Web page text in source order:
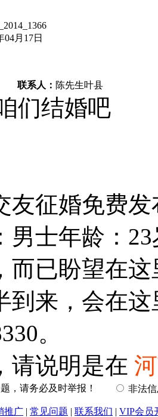
04月17日
联系人： 陈先生叶县
们结婚吧
友征婚免费
男士年龄：
而已盼望在
到来，会在
。
请说明是在
，请务必及时举报！ 非法
推广 | 常见问题 | 联系我们 | VIP会员